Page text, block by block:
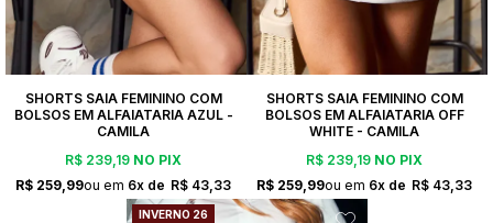
SHORTS SAIA FEMININO COM
BOLSOS EM ALFAIATARIA AZUL -
CAMILA
R$ 239,19 NO PIX
R$ 259,99
6x R$ 43,33
SHORTS SAIA FEMININO COM
BOLSOS EM ALFAIATARIA OFF
WHITE - CAMILA
R$ 239,19 NO PIX
R$ 259,99
6x R$ 43,33
INVERNO 26